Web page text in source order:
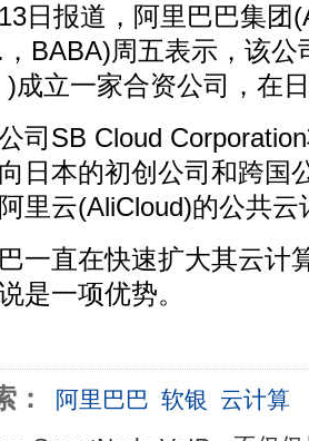
报道，阿里巴巴集团
BABA)周五表示，该
)成立一家合资公司，在
SB Cloud Corporation
日本的初创公司和跨国
里云(AliCloud)的公共云
直在快速扩大其云计
是一项优势。
： 阿里巴巴 软银 云计算